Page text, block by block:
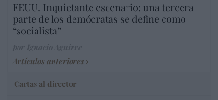
EEUU. Inquietante escenario: una tercera
parte de los demócratas se define como
“socialista”
Artículos anteriores
Cartas al director